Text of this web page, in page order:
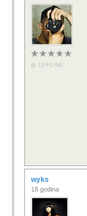
OFFLINE
wyks
18 godina